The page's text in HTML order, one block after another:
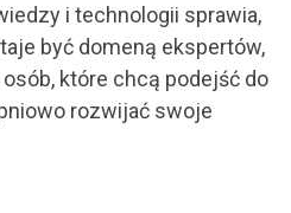
i technologii sprawia,
być domeną ekspertów,
które chcą podejść do
rozwijać swoje